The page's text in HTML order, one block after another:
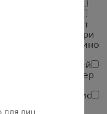
Мускат
Оцханури
Пино
Пухляковский
Рислинг Ротер
Сидеритис
для лиц